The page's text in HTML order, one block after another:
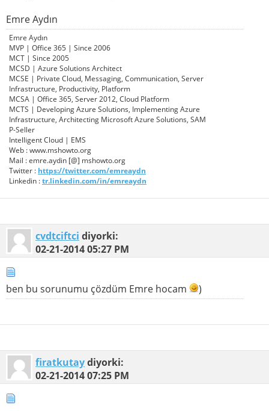
Emre Aydın
Emre Aydın
MVP | Office 365 | Since 2006
MCT | Since 2005
MCSD | Azure Solutions Architect
MCSE | Private Cloud, Messaging, Communication, Server
Infrastructure, Productivity, Platform
MCSA | Office 365, Server 2012, Cloud Platform
MCTS | Developing Azure Solutions, Implementing Azure
Infrastructure, Architecting Microsoft Azure Solutions, SAM
P-Seller
Intelligent Cloud | EMS
Web : www.mshowto.org
Mail : emre.aydin [@] mshowto.org
Twitter : https://twitter.com/emreaydn
Linkedin :tr.linkedin.com/in/emreaydn
cvdtciftci diyorki:
02-21-201405:27 PM
ben bu sorunumu çözdüm Emre hocam )
firatkutaydiyorki:
02-21-201407:25 PM